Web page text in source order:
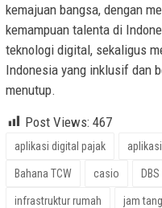
kemajuan bangsa, dengan
kemampuan talenta di
teknologi digital, sekaligus
Indonesia yang inklusif dan
menutup.
Post Views: 467
aplikasi digital pajak
Bahana TCW casio
infrastruktur rumah jam